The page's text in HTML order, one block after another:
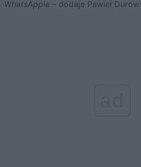
WhatsAppie – dodaje Pawieł Durow.